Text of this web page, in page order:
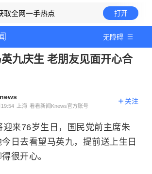
取全网一手热点 打开
无障碍
九庆生 老朋友见面开心合
上海 看看新闻Knews官方账号
关注
迎来76岁生日，国民党前主席朱
日去看望马英九，提前送上生日
很开心。